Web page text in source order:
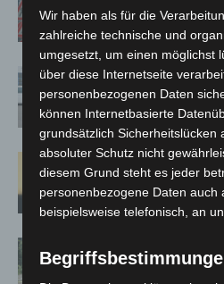
zwischen
Bothfeld
kehren nach
Spanien zurück
Hannover:
Population in
Brand im
Wir haben als für die
zahlreiche technische und
umgesetzt, um einen möglichst
über diese Internetseite
personenbezogenen Daten
können Internetbasierte
grundsätzlich Sicherheitslücken
absoluter Schutz nicht
diesem Grund steht es jeder
personenbezogene Daten auch
beispielsweise telefonisch, an